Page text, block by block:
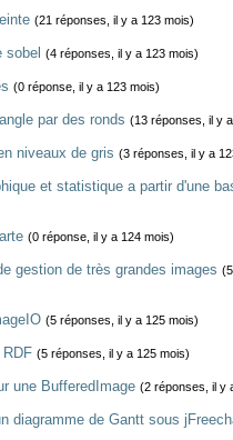
(21 réponses, il y a 123 mois)
sobel (4 réponses, il y a 123 mois)
(0 réponse, il y a 123 mois)
par des ronds (13 réponses, il y
niveaux de gris (3 réponses, il y a
et statistique a partir d'une
(0 réponse, il y a 124 mois)
gestion de très grandes images
(5 réponses, il y a 125 mois)
(5 réponses, il y a 125 mois)
une BufferedImage (2 réponses, il y
diagramme de Gantt sous